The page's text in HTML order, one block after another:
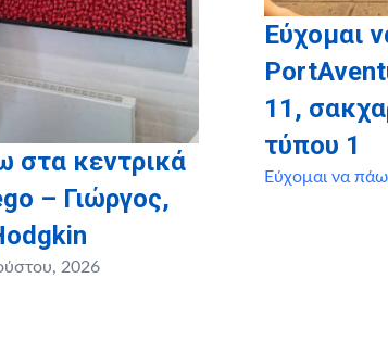
στα κεντρικά
– Γιώργος,
2026
Εύχομαι
11,
τύπου 1
Εύχομαι να πάω